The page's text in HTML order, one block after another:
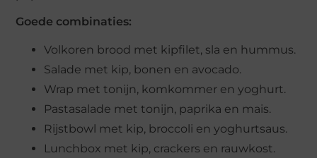
Goede combinaties:
Volkoren brood met kipfilet, sla en hummus.
Salade met kip, bonen en avocado.
Wrap met tonijn, komkommer en yoghurt.
Pastasalade met tonijn, paprika en mais.
Rijstbowl met kip, broccoli en yoghurtsaus.
Lunchbox met kip, crackers en rauwkost.